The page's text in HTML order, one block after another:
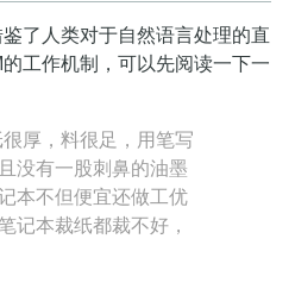
了人类对于自然语言处理的直
工作机制，可以先阅读一下一
厚，料很足，用笔写
没有一股刺鼻的油墨
本不但便宜还做工优
记本裁纸都裁不好，